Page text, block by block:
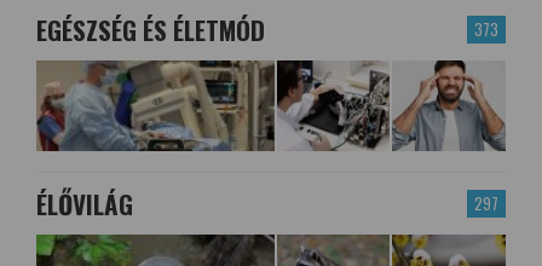
373
EGÉSZSÉG ÉS ÉLETMÓD
297
ÉLŐVILÁG